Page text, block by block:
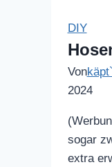
DIY
Von
2024
sogar
extra